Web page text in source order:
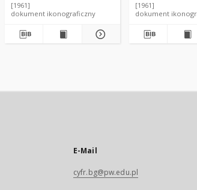
[1961]
dokument ikonograficzny
[1961]
dokument
E-Mail
cyfr.bg@pw.edu.pl